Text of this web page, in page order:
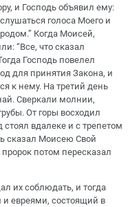
и Господь объявил ему:
голоса Моего и
Когда Моисей,
“Все, что сказал
Господь повелел
для принятия Закона, и
к нему. На третий день
Сверкали молнии,
От горы восходил
вдалеке и с трепетом
сказал Моисею Свой
потом пересказал
их соблюдать, и тогда
евреями, состоящий в